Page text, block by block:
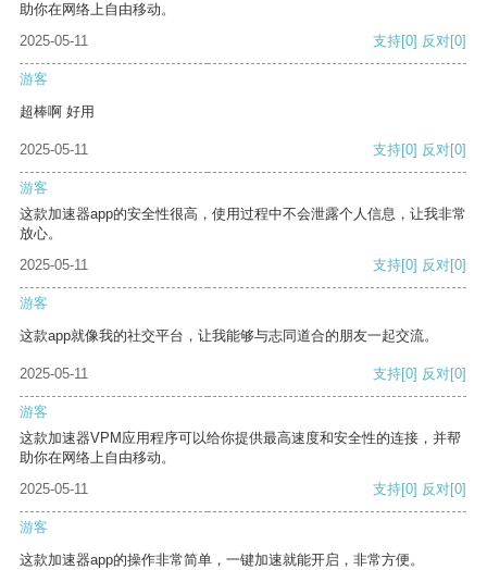
助你在网络上自由移动。
2025-05-11
支持[0] 反对[0]
游客
超棒啊 好用
2025-05-11 支持[0] 反对[0]
游客
这款加速器app的安全性很高，使用过程中不会泄露个人信息，让我非常
放心。
2025-05-11
支持[0] 反对[0]
游客
这款app就像我的社交平台，让我能够与志同道合的朋友一起交流。
2025-05-11 支持[0] 反对[0]
游客
这款加速器VPM应用程序可以给你提供最高速度和安全性的连接，并帮
助你在网络上自由移动。
2025-05-11
支持[0] 反对[0]
游客
这款加速器app的操作非常简单，一键加速就能开启，非常方便。